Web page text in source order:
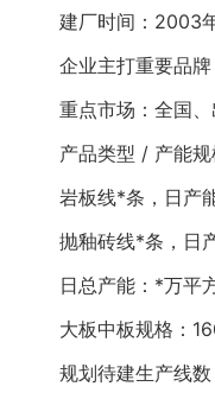
建厂时间：2003
企业主打重要品
重点市场：全国、
产品类型 / 产能规
岩板线*条，日产
抛釉砖线*条，日
日总产能：*万平
大板中板规格：
规划待建生产线